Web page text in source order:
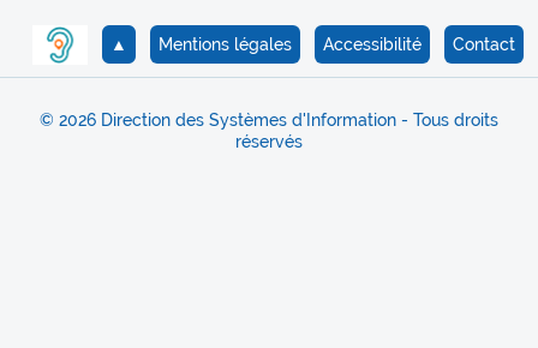
Contact
Accessibilité
Mentions légales
▲
© 2026 Direction des Systèmes d'Information - Tous droits
réservés